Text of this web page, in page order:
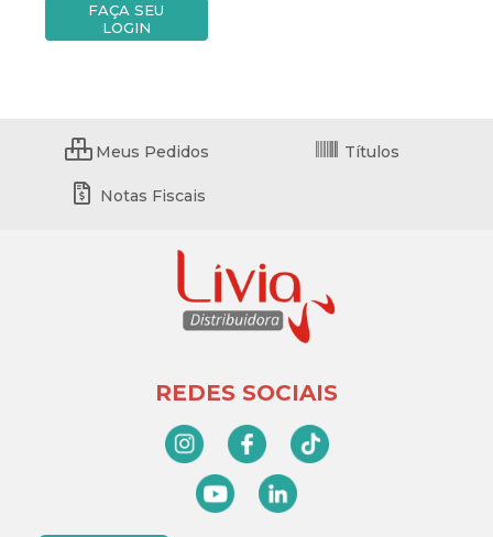
FAÇA SEU
LOGIN
Meus Pedidos Títulos
Notas Fiscais
REDES SOCIAIS